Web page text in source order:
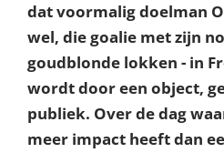
Groundhopverhalen
De fans
Achtergrond
dat voormalig doelman
wel, die goalie met zijn
goudblonde lokken - in
wordt door een object,
publiek. Over de dag
meer impact heeft dan